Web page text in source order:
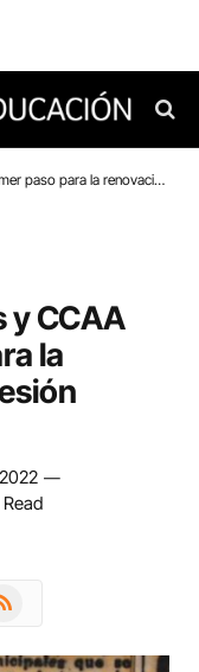
de la profesión docente
y CCAA
la